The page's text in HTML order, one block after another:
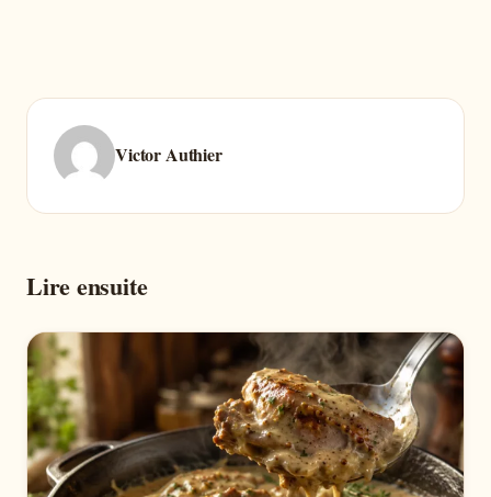
Victor Authier
Lire ensuite